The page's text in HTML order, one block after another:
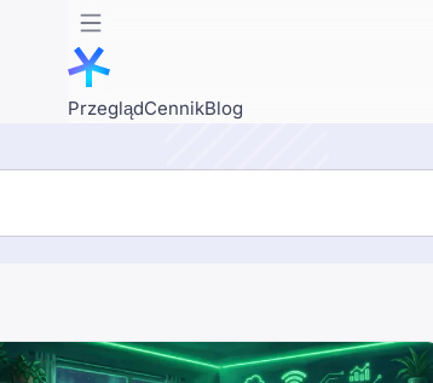
PrzeglądCennikBlog